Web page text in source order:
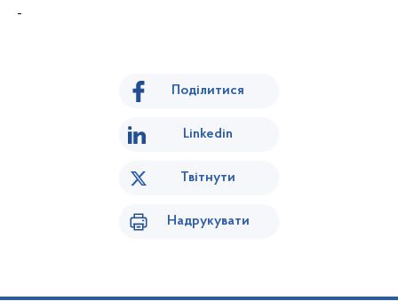
Поділитися
Linkedin
Твітнути
Надрукувати